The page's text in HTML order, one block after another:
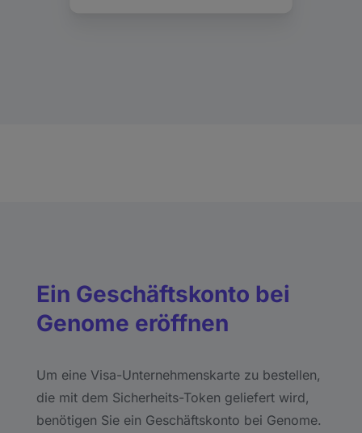
Ein Geschäftskonto bei
Genome eröffnen
Um eine Visa-Unternehmenskarte zu bestellen,
die mit dem Sicherheits-Token geliefert wird,
benötigen Sie ein Geschäftskonto bei Genome.